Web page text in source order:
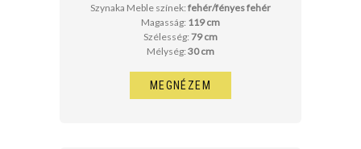
Szynaka Meble színek: fehér/fényes fehér
Magasság: 119 cm
Szélesség: 79 cm
Mélység: 30 cm
MEGNÉZEM